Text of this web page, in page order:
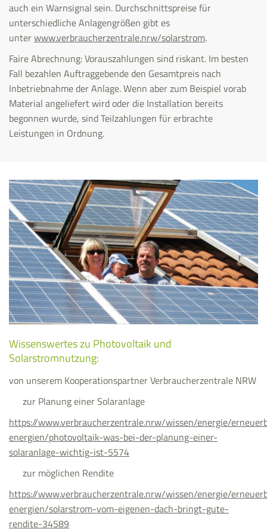
auch ein Warnsignal sein. Durchschnittspreise für
unterschiedliche Anlagengrößen gibt es
unterwww.verbraucherzentrale.nrw/solarstrom.
Faire Abrechnung: Vorauszahlungen sind riskant. Im besten
Fall bezahlen Auftraggebende den Gesamtpreis nach
Inbetriebnahme der Anlage. Wenn aber zum Beispiel vorab
Material angeliefert wird oder die Installation bereits
begonnen wurde, sind Teilzahlungen für erbrachte
Leistungen in Ordnung.
Wissenswertes zu Photovoltaik und
Solarstromnutzung:
von unserem Kooperationspartner Verbraucherzentrale NRW
zur Planung einer Solaranlage
https://www.verbraucherzentrale.nrw/wissen/energie/
energien/photovoltaik-was-bei-der-planung-einer-
solaranlage-wichtig-ist-5574
zur möglichen Rendite
https://www.verbraucherzentrale.nrw/wissen/energie/
energien/solarstrom-vom-eigenen-dach-bringt-gute-
rendite-34589